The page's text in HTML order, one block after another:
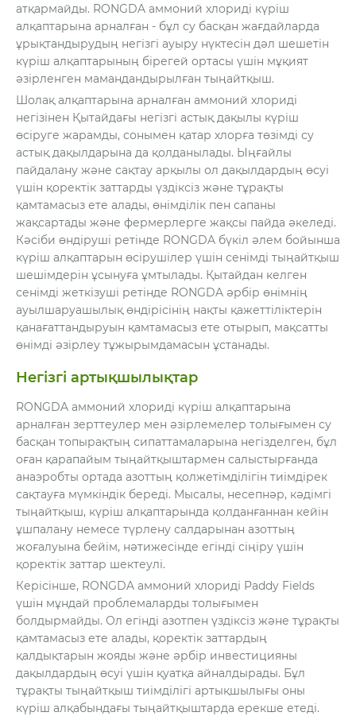
атқармайды. RONGDA аммоний хлориді күріш
алқаптарына арналған - бұл су басқан жағдайларда
ұрықтандырудың негізгі ауыру нүктесін дәл шешетін
күріш алқаптарының бірегей ортасы үшін мұқият
әзірленген мамандандырылған тыңайтқыш.
Шолақ алқаптарына арналған аммоний хлориді
негізінен Қытайдағы негізгі астық дақылы күріш
өсіруге жарамды, сонымен қатар хлорға төзімді су
астық дақылдарына да қолданылады. Ыңғайлы
пайдалану және сақтау арқылы ол дақылдардың өсуі
үшін қоректік заттарды үздіксіз және тұрақты
қамтамасыз ете алады, өнімділік пен сапаны
жақсартады және фермерлерге жақсы пайда әкеледі.
Кәсіби өндіруші ретінде RONGDA бүкіл әлем бойынша
күріш алқаптарын өсірушілер үшін сенімді тыңайтқыш
шешімдерін ұсынуға ұмтылады. Қытайдан келген
сенімді жеткізуші ретінде RONGDA әрбір өнімнің
ауылшаруашылық өндірісінің нақты қажеттіліктерін
қанағаттандыруын қамтамасыз ете отырып, мақсатты
өнімді әзірлеу тұжырымдамасын ұстанады.
Негізгі артықшылықтар
RONGDA аммоний хлориді күріш алқаптарына
арналған зерттеулер мен әзірлемелер толығымен су
басқан топырақтың сипаттамаларына негізделген, бұл
оған қарапайым тыңайтқыштармен салыстырғанда
анаэробты ортада азоттың қолжетімділігін тиімдірек
сақтауға мүмкіндік береді. Мысалы, несепнәр, кәдімгі
тыңайтқыш, күріш алқаптарында қолданғаннан кейін
ұшпалану немесе түрлену салдарынан азоттың
жоғалуына бейім, нәтижесінде егінді сіңіру үшін
қоректік заттар шектеулі.
Керісінше, RONGDA аммоний хлориді Paddy Fields
үшін мұндай проблемаларды толығымен
болдырмайды. Ол егінді азотпен үздіксіз және тұрақты
қамтамасыз ете алады, қоректік заттардың
қалдықтарын жояды және әрбір инвестицияны
дақылдардың өсуі үшін қуатқа айналдырады. Бұл
тұрақты тыңайтқыш тиімділігі артықшылығы оны
күріш алқабындағы тыңайтқыштарда ерекше етеді.